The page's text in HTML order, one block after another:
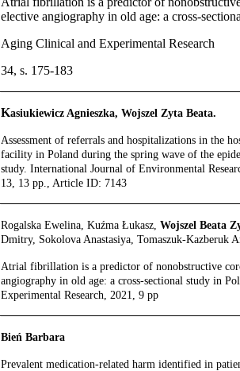
elective angiography in old age: a cross-
Aging Clinical and Experimental Research
34, s. 175-183
Kasiukiewicz Agnieszka, Wojszel Zyta Beata.
Assessment of referrals and hospitalizations in the
facility in Poland during the spring wave of the
study. International Journal of Environmental
13, 13 pp., Article ID: 7143
Rogalska Ewelina, Kuźma Łukasz, Wojszel Beata
Dmitry, Sokolova Anastasiya, Tomaszuk-Kazberuk
Atrial fibrillation is a predictor of nonobstructive
angiography in old age: a cross-sectional study in
Experimental Research, 2021, 9 pp
Bień Barbara
Prevalent medication-related harm identified in